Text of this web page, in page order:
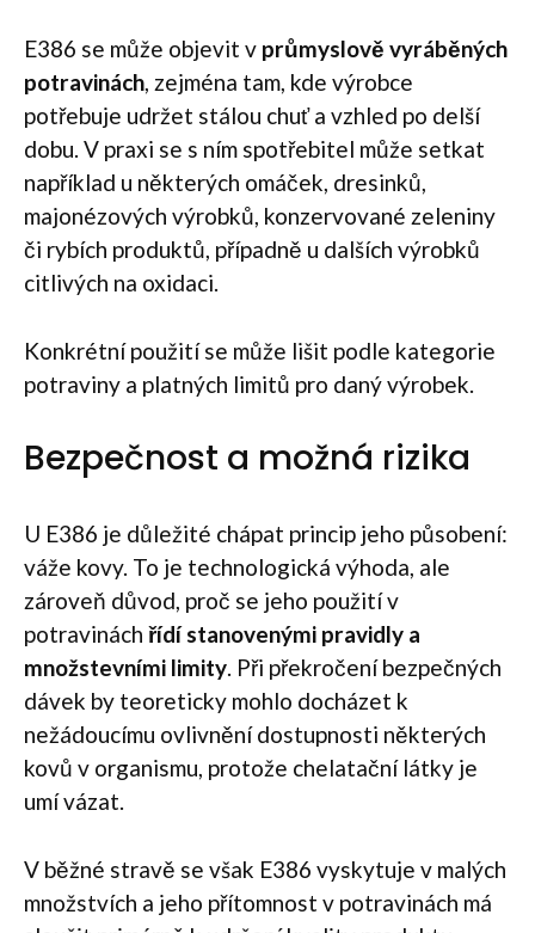
E386 se může objevit v průmyslově vyráběných
potravinách, zejména tam, kde výrobce
potřebuje udržet stálou chuť a vzhled po delší
dobu. V praxi se s ním spotřebitel může setkat
například u některých omáček, dresinků,
majonézových výrobků, konzervované zeleniny
či rybích produktů, případně u dalších výrobků
citlivých na oxidaci.
Konkrétní použití se může lišit podle kategorie
potraviny a platných limitů pro daný výrobek.
Bezpečnost a možná rizika
U E386 je důležité chápat princip jeho působení:
váže kovy. To je technologická výhoda, ale
zároveň důvod, proč se jeho použití v
potravinách řídí stanovenými pravidly a
množstevními limity. Při překročení bezpečných
dávek by teoreticky mohlo docházet k
nežádoucímu ovlivnění dostupnosti některých
kovů v organismu, protože chelatační látky je
umí vázat.
V běžné stravě se však E386 vyskytuje v malých
množstvích a jeho přítomnost v potravinách má